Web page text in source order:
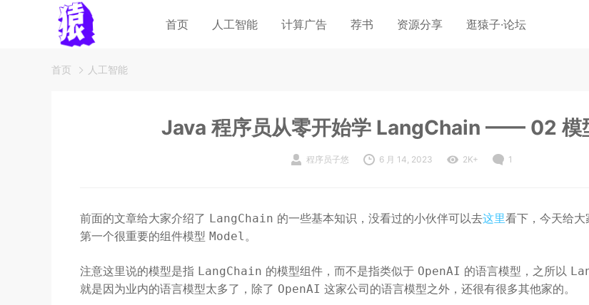
首页 人工智能 计算广告 荐书 资源分享 逛猿子·论坛
首页 人工智能
Java 程序员从零开始学 LangChain —— 02 模
程序员子悠 6 月 14, 2023 2K+ 1
前面的文章给大家介绍了 LangChain 的一些基本知识，没看过的小伙伴可以去这里看下，今天给
第一个很重要的组件模型 Model。
注意这里说的模型是指 LangChain 的模型组件，而不是指类似于 OpenAI 的语言模型，之所以
就是因为业内的语言模型太多了，除了 OpenAI 这家公司的语言模型之外，还很有很多其他家的。